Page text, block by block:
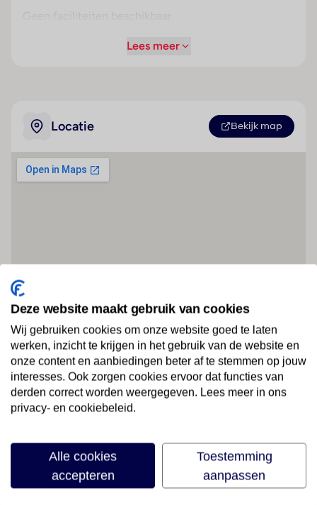
Lees meer
Locatie Bekijk map
Deze website maakt gebruik van cookies
Wij gebruiken cookies om onze website goed te laten
werken, inzicht te krijgen in het gebruik van de website en
onze content en aanbiedingen beter af te stemmen op jouw
interesses. Ook zorgen cookies ervoor dat functies van
derden correct worden weergegeven. Lees meer in ons
privacy- en cookiebeleid.
Alle cookies
accepteren
Toestemming
aanpassen